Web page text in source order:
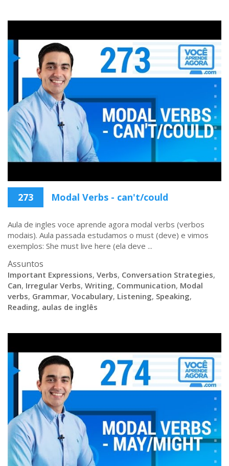
273 Modal Verbs - can't/could
Aula de ingles voce aprende agora modal verbs (verbos
modais). Aula passada estudamos o must (deve) e vimos
exemplos: She must live here (ela deve ...
Assuntos
Important Expressions, Verbs, Conversation Strategies,
Can, Irregular Verbs, Writing, Communication, Modal
verbs, Grammar, Vocabulary, Listening, Speaking,
Reading, aulas de inglês